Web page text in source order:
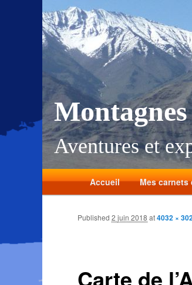
Montagnes
Aventures et
Accueil Mes carnets
Carte de
Published 2 juin 2018 at4032 ×